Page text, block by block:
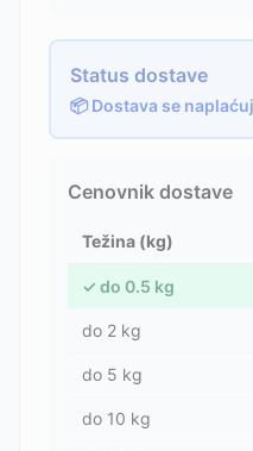
Status dostave
📦 Dostava se
Cenovnik dostave
Težina (kg)
✓ do 0.5 kg
do 2 kg
do 5 kg
do 10 kg